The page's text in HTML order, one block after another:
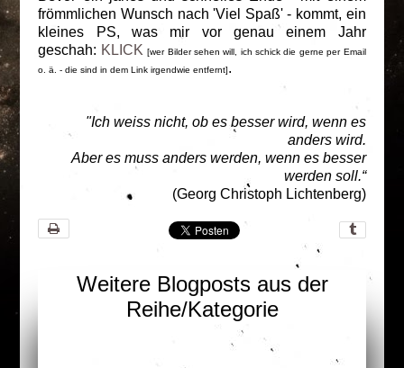
frömmlichen Wunsch nach 'Viel Spaß' - kommt, ein
kleines PS, was mir vor genau einem Jahr
geschah: KLICK [wer Bilder sehen will, ich schick die gerne per Email
o. ä. - die sind in dem Link irgendwie entfernt].
"Ich weiss nicht, ob es besser wird, wenn es
anders wird.
Aber es muss anders werden, wenn es besser
werden soll.“
(Georg Christoph Lichtenberg)
Weitere Blogposts aus der
Reihe/Kategorie